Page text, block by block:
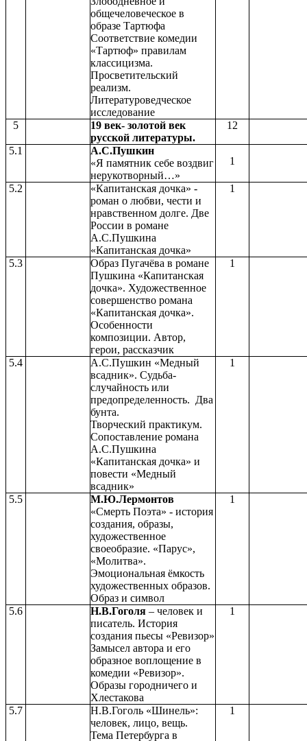
общечеловеческое в
образе Тартюфа
Соответствие комедии
«Тартюф» правилам
классицизма.
Просветительский
реализм.
Литературоведческое
исследование
5
19 век- золотой век
русской литературы.
12
5.1
А.С.Пушкин
«Я памятник себе воздвиг
нерукотворный…»
1
5.2
«Капитанская дочка» -
роман о любви, чести и
нравственном долге. Две
России в романе
А.С.Пушкина
«Капитанская дочка»
1
5.3
Образ Пугачёва в романе
Пушкина «Капитанская
дочка». Художественное
совершенство романа
«Капитанская дочка».
Особенности
композиции. Автор,
герои, рассказчик
1
5.4
А.С.Пушкин «Медный
всадник». Судьба-
случайность или
предопределенность. Два
бунта.
Творческий практикум.
Сопоставление романа
А.С.Пушкина
«Капитанская дочка» и
повести «Медный
всадник»
1
5.5
М.Ю.Лермонтов
«Смерть Поэта» - история
создания, образы,
художественное
своеобразие. «Парус»,
«Молитва».
Эмоциональная ёмкость
художественных образов.
Образ и символ
1
5.6 Н.В.Гоголя – человек и
писатель. История
создания пьесы «Ревизор»
Замысел автора и его
образное воплощение в
комедии «Ревизор».
Образы городничего и
Хлестакова
1
5.7
Н.В.Гоголь «Шинель»:
человек, лицо, вещь.
Тема Петербурга в
1